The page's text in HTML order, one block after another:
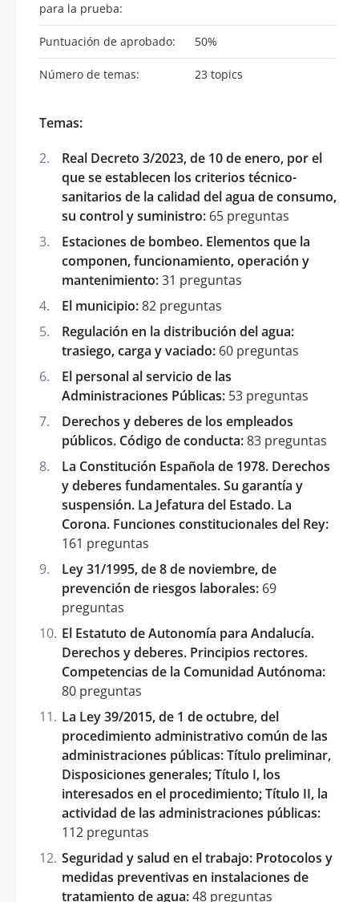
para la prueba:
Puntuación de aprobado: 50%
Número de temas: 23 topics
Temas:
Real Decreto 3/2023, de 10 de enero, por el
que se establecen los criterios técnico-
sanitarios de la calidad del agua de consumo,
su control y suministro: 65 preguntas
Estaciones de bombeo. Elementos que la
componen, funcionamiento, operación y
mantenimiento:31 preguntas
El municipio:82 preguntas
Regulación en la distribución del agua:
trasiego, carga y vaciado: 60 preguntas
El personal al servicio de las
Administraciones Públicas: 53 preguntas
Derechos y deberes de los empleados
públicos. Código de conducta:83 preguntas
La Constitución Española de 1978. Derechos
y deberes fundamentales. Su garantía y
suspensión. La Jefatura del Estado. La
Corona. Funciones constitucionales del Rey:
161 preguntas
Ley 31/1995, de 8 de noviembre, de
prevención de riesgos laborales: 69
preguntas
El Estatuto de Autonomía para Andalucía.
Derechos y deberes. Principios rectores.
Competencias de la Comunidad Autónoma:
80 preguntas
La Ley 39/2015, de 1 de octubre, del
procedimiento administrativo común de las
administraciones públicas: Título preliminar,
Disposiciones generales; Título I, los
interesados en el procedimiento; Título II, la
actividad de las administraciones públicas:
112 preguntas
Seguridad y salud en el trabajo: Protocolos y
medidas preventivas en instalaciones de
tratamiento de agua:48 preguntas